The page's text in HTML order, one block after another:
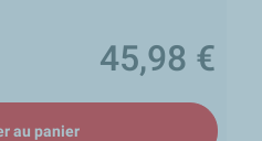
Prix
45,98 €
au panier